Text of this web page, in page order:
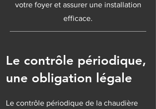
votre foyer et assurer une installation
efficace.
Le contrôle périodique,
une obligation légale
Le contrôle périodique de la chaudière